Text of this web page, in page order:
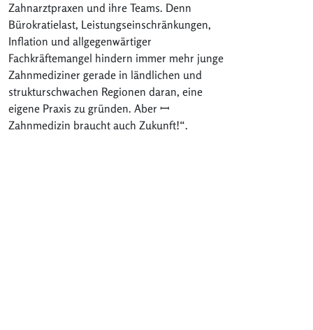
Zahnarztpraxen und ihre Teams. Denn
Bürokratielast, Leistungseinschränkungen,
Inflation und allgegenwärtiger
Fachkräftemangel hindern immer mehr junge
Zahnmediziner gerade in ländlichen und
strukturschwachen Regionen daran, eine
eigene Praxis zu gründen. Aber ꟷ
Zahnmedizin braucht auch Zukunft!“.